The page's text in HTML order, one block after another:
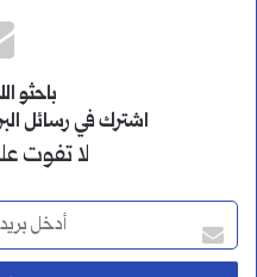
باحثو
اشترك في رسائل
لا تفوت